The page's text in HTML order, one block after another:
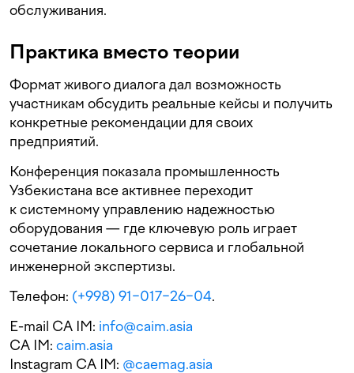
обслуживания.
Практика вместо теории
Формат живого диалога дал возможность
участникам обсудить реальные кейсы и получить
конкретные рекомендации для своих
предприятий.
Конференция показала промышленность
Узбекистана все активнее переходит
к системному управлению надежностью
оборудования — где ключевую роль играет
сочетание локального сервиса и глобальной
инженерной экспертизы.
Телефон: (+998) 91−017−26−04.
E-mail CA IM: info@caim.asia
CA IM: caim.asia
Instagram CA IM: @caemag.asia